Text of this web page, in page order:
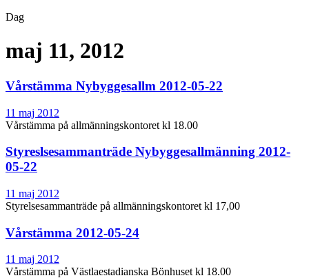
Dag
maj 11, 2012
Vårstämma Nybyggesallm 2012-05-22
11 maj 2012
Vårstämma på allmänningskontoret kl 18.00
Styreslsesammanträde Nybyggesallmänning 2012-
05-22
11 maj 2012
Styrelsesammanträde på allmänningskontoret kl 17,00
Vårstämma 2012-05-24
11 maj 2012
Vårstämma på Västlaestadianska Bönhuset kl 18.00